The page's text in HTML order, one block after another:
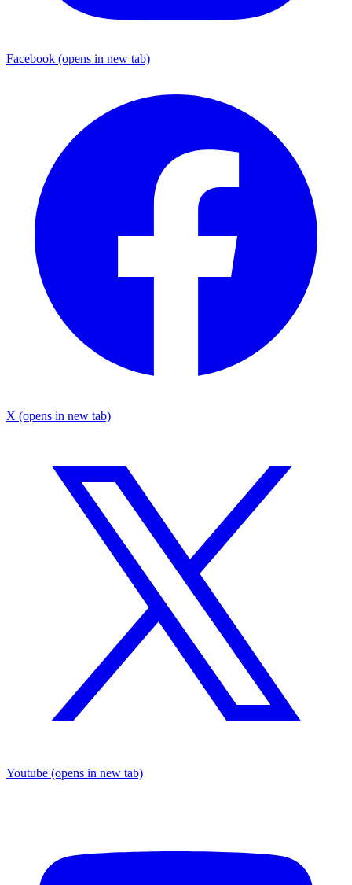
Facebook (opens in new tab)
X (opens in new tab)
Youtube (opens in new tab)